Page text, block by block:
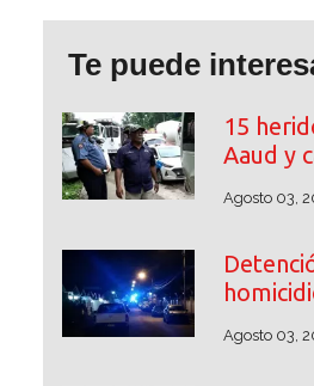
Te puede
15
Aaud y
Agosto 03,
Agosto 03,